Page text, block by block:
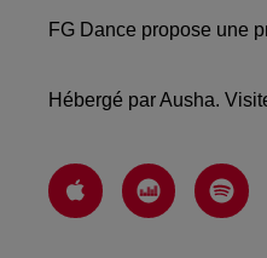
FG Dance propose une
Hébergé par Ausha.